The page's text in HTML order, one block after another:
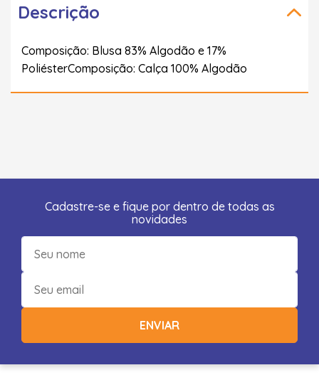
Descrição
Composição: Blusa 83% Algodão e 17%
PoliésterComposição: Calça 100% Algodão
Cadastre-se e fique por dentro de todas as
novidades
ENVIAR